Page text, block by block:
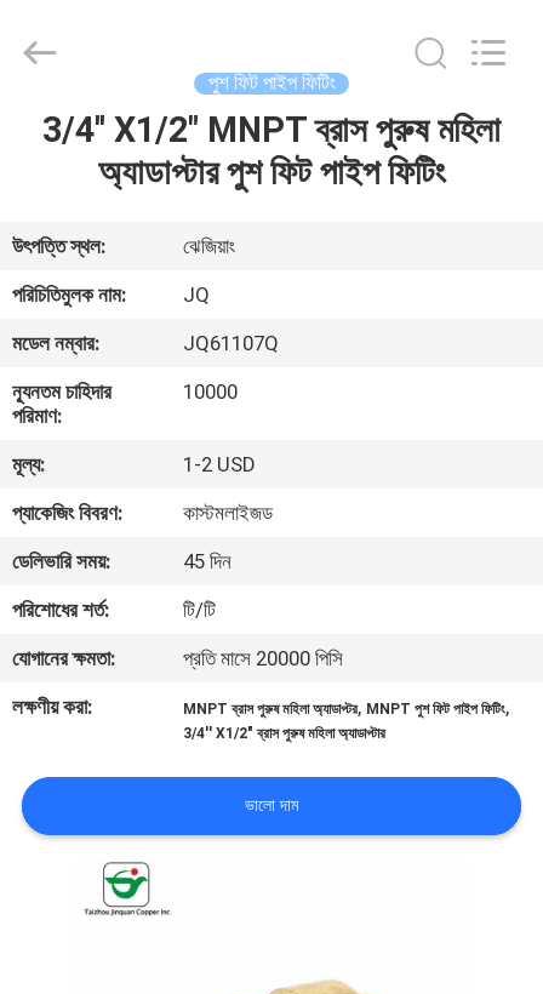
বাড়ি
আমাদের
সম্পর্কে
কারখানা
ভ্রমণ
মান
নিয়ন্ত্রণ
যোগাযোগ
করুন
খবর
উদ্ধৃতির
Reserved.
পুশ ফিট পাইপ ফিটিং
3/4'' X1/2" MNPT ব্রাস পুরুষ মহিলা
অ্যাডাপ্টার পুশ ফিট পাইপ ফিটিং
উৎপত্তি স্থল:
ঝেজিয়াং
পরিচিতিমুলক নাম:
JQ
মডেল নম্বার:
JQ61107Q
ন্যূনতম চাহিদার
পরিমাণ:
10000
মূল্য:
1-2 USD
প্যাকেজিং বিবরণ:
কাস্টমলাইজড
ডেলিভারি সময়:
45 দিন
পরিশোধের শর্ত:
টি/টি
যোগানের ক্ষমতা:
প্রতি মাসে 20000 পিসি
লক্ষণীয় করা:
MNPT ব্রাস পুরুষ মহিলা অ্যাডাপ্টর, MNPT পুশ ফিট পাইপ ফিটিং,
3/4'' X1/2" ব্রাস পুরুষ মহিলা অ্যাডাপ্টার
ভালো দাম